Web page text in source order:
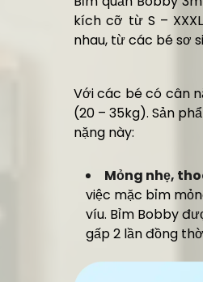
kích cỡ từ S –
nhau, từ các bé sơ
Với các bé có cân
(20 – 35kg). Sản
nặng này:
Mỏng nhẹ,
việc mặc bỉm
víu. Bỉm Bobby
gấp 2 lần đồng